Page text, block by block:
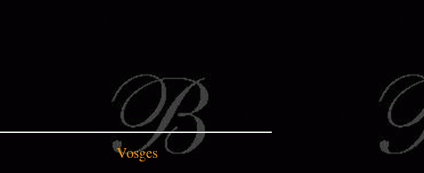
Vosges